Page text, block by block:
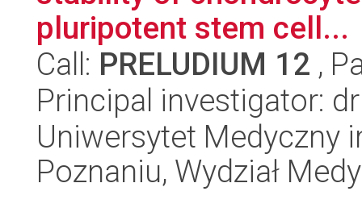
pluripotent stem cell...
Call: PRELUDIUM 12 ,
Principal investigator:
Uniwersytet Medyczny
Poznaniu, Wydział